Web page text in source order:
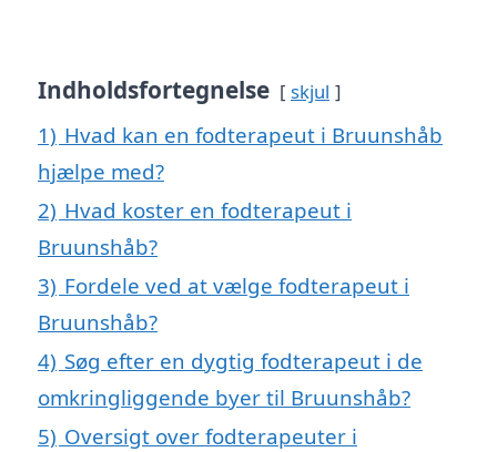
Indholdsfortegnelse skjul
1) Hvad kan en fodterapeut i Bruunshåb
hjælpe med?
2) Hvad koster en fodterapeut i
Bruunshåb?
3) Fordele ved at vælge fodterapeut i
Bruunshåb?
4) Søg efter en dygtig fodterapeut i de
omkringliggende byer til Bruunshåb?
5) Oversigt over fodterapeuter i